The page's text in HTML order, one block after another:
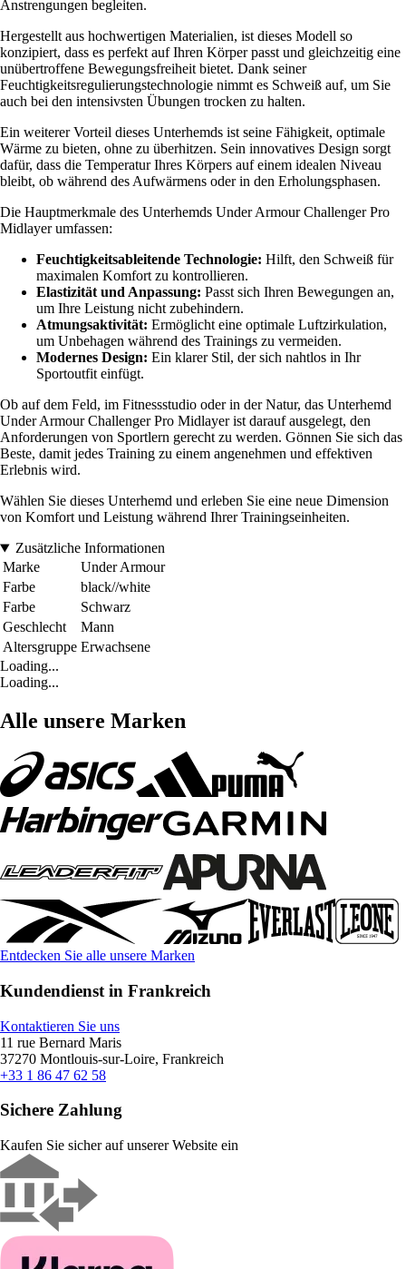
Anstrengungen begleiten.
Hergestellt aus hochwertigen Materialien, ist dieses Modell so
konzipiert, dass es perfekt auf Ihren Körper passt und gleichzeitig eine
unübertroffene Bewegungsfreiheit bietet. Dank seiner
Feuchtigkeitsregulierungstechnologie nimmt es Schweiß auf, um Sie
auch bei den intensivsten Übungen trocken zu halten.
Ein weiterer Vorteil dieses Unterhemds ist seine Fähigkeit, optimale
Wärme zu bieten, ohne zu überhitzen. Sein innovatives Design sorgt
dafür, dass die Temperatur Ihres Körpers auf einem idealen Niveau
bleibt, ob während des Aufwärmens oder in den Erholungsphasen.
Die Hauptmerkmale des Unterhemds Under Armour Challenger Pro
Midlayer umfassen:
Feuchtigkeitsableitende Technologie: Hilft, den Schweiß für
maximalen Komfort zu kontrollieren.
Elastizität und Anpassung: Passt sich Ihren Bewegungen an,
um Ihre Leistung nicht zubehindern.
Atmungsaktivität: Ermöglicht eine optimale Luftzirkulation,
um Unbehagen während des Trainings zu vermeiden.
Modernes Design: Ein klarer Stil, der sich nahtlos in Ihr
Sportoutfit einfügt.
Ob auf dem Feld, im Fitnessstudio oder in der Natur, das Unterhemd
Under Armour Challenger Pro Midlayer ist darauf ausgelegt, den
Anforderungen von Sportlern gerecht zu werden. Gönnen Sie sich das
Beste, damit jedes Training zu einem angenehmen und effektiven
Erlebnis wird.
Wählen Sie dieses Unterhemd und erleben Sie eine neue Dimension
von Komfort und Leistung während Ihrer Trainingseinheiten.
Zusätzliche Informationen
Marke
Under Armour
Farbe
black//white
Farbe
Schwarz
Geschlecht
Mann
Altersgruppe Erwachsene
Loading...
Loading...
Alle unsere Marken
Entdecken Sie alle unsere Marken
Kundendienst in Frankreich
Kontaktieren Sie uns
11 rue Bernard Maris
37270 Montlouis-sur-Loire, Frankreich
+33 1 86 47 62 58
Sichere Zahlung
Kaufen Sie sicher auf unserer Website ein